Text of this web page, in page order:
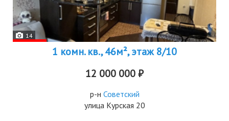
14
1 комн. кв., 46м², этаж 8/10
12 000 000 ₽
р-н Советский
улица Курская 20